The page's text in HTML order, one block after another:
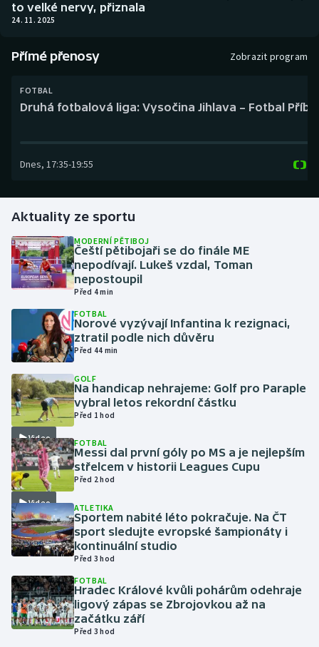
Basketbal
Box
Florbal
Futsal
Golf
Gymnastika
Házená
Jezdectví
Judo
Krasobruslení
Lezení
Lyže a snowboard
Moderní pětiboj
Motorsport
Olympijské hry
Historické návraty
to velké nervy, přiznala
24. 11. 2025
Přímé přenosy Zobrazit program
FOTBAL
Druhá fotbalová liga: Vysočina Jihlava – Fotbal
Dnes, 17:35-19:55
Aktuality ze sportu
MODERNÍ PĚTIBOJ
Čeští pětibojaři se do finále ME
nepodívají. Lukeš vzdal, Toman
nepostoupil
Před 4 min
FOTBAL
Norové vyzývají Infantina k rezignaci,
ztratil podle nich důvěru
Před 44 min
Video
GOLF
Na handicap nehrajeme: Golf pro Paraple
vybral letos rekordní částku
Před 1 hod
Video
FOTBAL
Messi dal první góly po MS a je nejlepším
střelcem v historii Leagues Cupu
Před 2 hod
ATLETIKA
Sportem nabité léto pokračuje. Na ČT
sport sledujte evropské šampionáty i
kontinuální studio
Před 3 hod
FOTBAL
Hradec Králové kvůli pohárům odehraje
ligový zápas se Zbrojovkou až na
začátku září
Před 3 hod